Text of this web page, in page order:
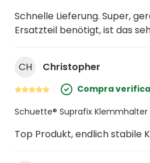
Schnelle Lieferung. Super,
Ersatzteil benötigt, ist das
CH Christopher
Compra
Schuette® Suprafix Klemmhalter
Top Produkt, endlich stabile